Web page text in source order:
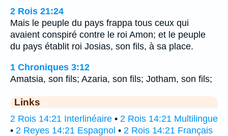
2 Rois 21:24
Mais le peuple du pays frappa tous ceux qui
avaient conspiré contre le roi Amon; et le peuple
du pays établit roi Josias, son fils, à sa place.
1 Chroniques 3:12
Amatsia, son fils; Azaria, son fils; Jotham, son fils;
Links
2 Rois 14:21 Interlinéaire • 2 Rois 14:21 Multilingue
• 2 Reyes 14:21 Espagnol • 2 Rois 14:21 Français